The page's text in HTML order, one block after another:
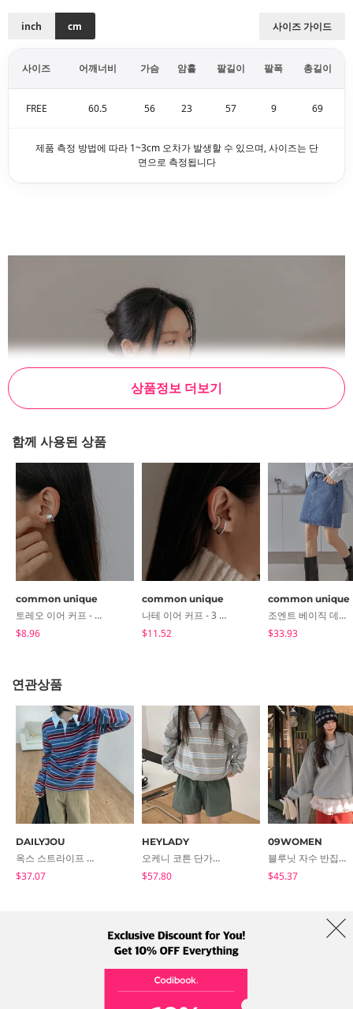
상품정보 더보기
사이즈 가이드
inch cm
사이즈 어깨너비 가슴 암홀 팔길이 팔폭 총길이
FREE 60.5 56 23 57 9 69
제품 측정 방법에 따라 1~3cm 오차가 발생할 수 있으며, 사이즈는 단
면으로 측정됩니다
md comment
' 스트라이프 패턴이 트렌디한 박시 오픈 카라 티 '
박시한 아웃핏과 드롭 숄더 디자인으로 하나만
툭 걸쳐도 멋스러운 코튼 스트라이프 티입니다 :)
전체적인 스트라이프 패턴으로 트렌디하고
캐주얼한 무드가 가득한 아이템이랍니다
보이쉬하고 스포티한 룩부터 걸리쉬한 룩까지
완성할 수 있는 아이템으로 소장 가치 높답니다 !
- 전체 스트라이프 패턴으로 트렌디한 무드
- 빈티지한 컬러 조합으로 멋스러운 분위기
fabric
- 100% 코튼 소재로 제작되어 탄탄한 터치감
- 피부에 닿아도 자극 없는 보드라운 텍스처
함께 사용된 상품
common unique
토레오 이어 커프 - 3 타입
$8.96
common unique
나테 이어 커프 - 3 타입
$11.52
common unique
조엔트 베이직 데님 미니 스커트
$33.93
연관상품
DAILYJOU
옥스 스트라이프 오버핏 카라 티셔츠
$37.07
HEYLADY
오케니 코튼 단가라 카라맨투맨
$57.80
09WOMEN
블루닛 자수 반집업 기모 루즈핏 맨투맨 85066
$45.37
이용약관 개인정보 처리방침